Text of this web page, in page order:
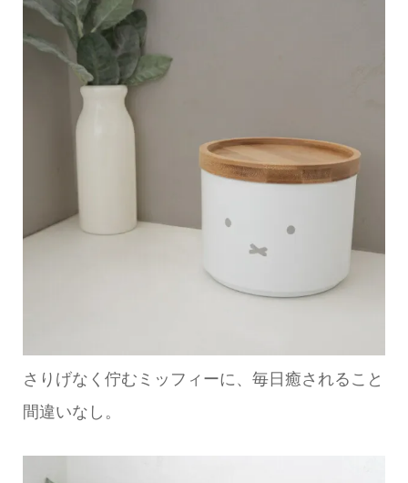
さりげなく佇むミッフィーに、毎日癒されること
間違いなし。